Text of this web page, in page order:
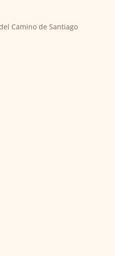
Camino de Santiago